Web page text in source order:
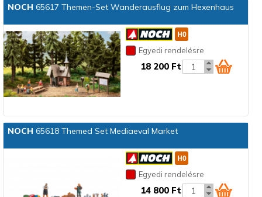
NOCH 65617 Themen-Set Wanderausflug zum Hexenhaus
Egyedi rendelésre
18 200 Ft
NOCH 65618 Themed Set Mediaeval Market
Egyedi rendelésre
14 800 Ft